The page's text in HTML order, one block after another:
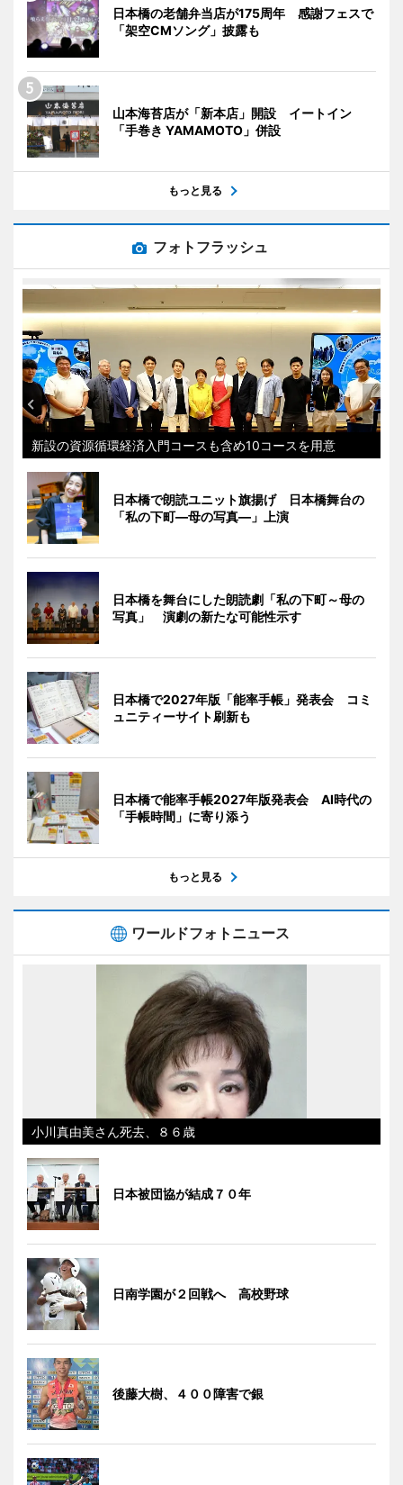
日本橋の老舗弁当店が175周年 感謝フェスで
「架空CMソング」披露も
山本海苔店が「新本店」開設 イートイン
「手巻き YAMAMOTO」併設
もっと見る
フォトフラッシュ
新設の資源循環経済入門コースも含め10コースを用意
日本橋で朗読ユニット旗揚げ 日本橋舞台の
「私の下町―母の写真―」上演
日本橋を舞台にした朗読劇「私の下町～母の
写真」 演劇の新たな可能性示す
日本橋で2027年版「能率手帳」発表会 コミ
ュニティーサイト刷新も
日本橋で能率手帳2027年版発表会 AI時代の
「手帳時間」に寄り添う
もっと見る
ワールドフォトニュース
小川真由美さん死去、８６歳
日本被団協が結成７０年
日南学園が２回戦へ 高校野球
後藤大樹、４００障害で銀